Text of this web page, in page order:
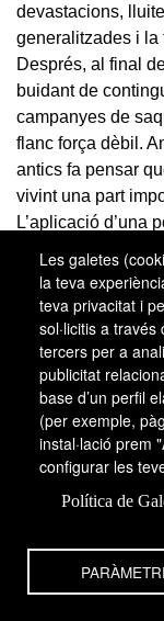
devastacions,
generalitzades i la
Després, al final
buidant de
campanyes de
flanc força dèbil.
antics fa pensar
vivint una part
L’aplicació d’una
protagonisme
sistema tributari-
situació. Lleida i
centres
Lògicament, això
diferències amb
tancat en ell
Mentrestant
que havien de
coalicions
creixent
Les galetes
la teva
teva privacitat i
sol·licitis a
tercers per a
publicitat
base d’un perfil
(per exemple,
instal·lació prem
configurar les
Política de